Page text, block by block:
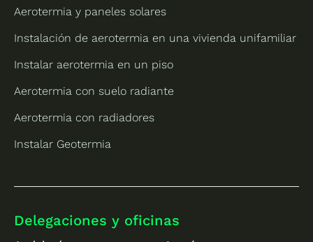
Aerotermia y paneles solares
Instalación de aerotermia en una vivienda unifamiliar
Instalar aerotermia en un piso
Aerotermia con suelo radiante
Aerotermia con radiadores
Instalar Geotermia
Delegaciones y oficinas